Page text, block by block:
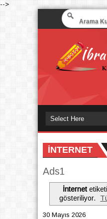
-->
İNTERNET
Ads1
İnternet
gösteriliyor.
30 Mayıs 2026